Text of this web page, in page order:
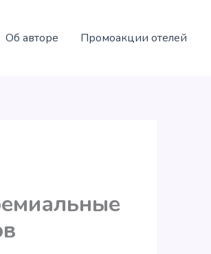
Об авторе Промоакции отелей